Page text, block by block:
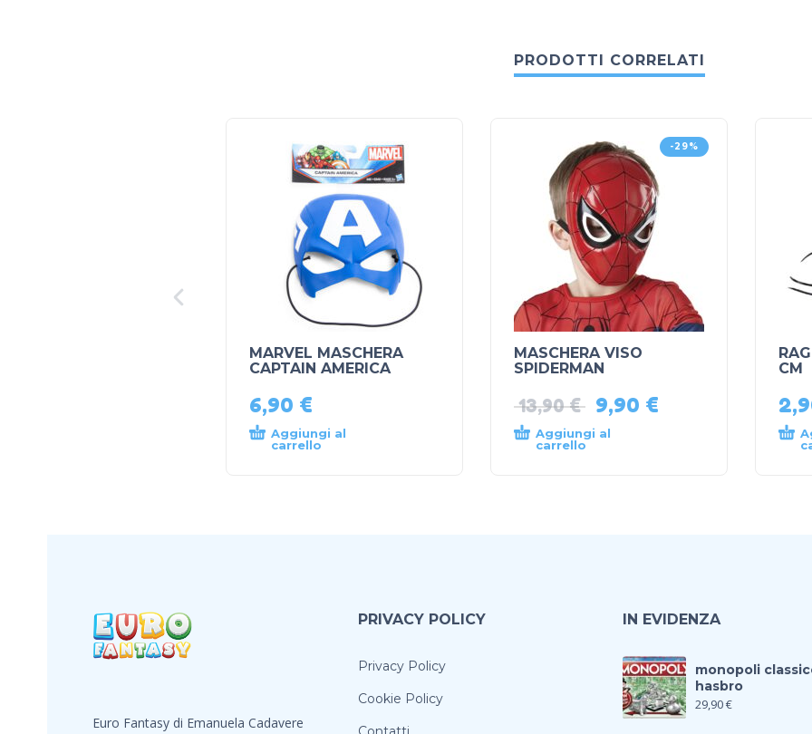
PRODOTTI CORRELATI
MARVEL MASCHERA
CAPTAIN AMERICA
6,90 €
Aggiungi al
carrello
-29%
MASCHERA VISO
SPIDERMAN
13,90€ 9,90 €
Aggiungi al
carrello
CM
Euro Fantasy di Emanuela Cadavere
PRIVACY POLICY
Privacy Policy
Cookie Policy
IN EVIDENZA
monopoli
hasbro
29,90€